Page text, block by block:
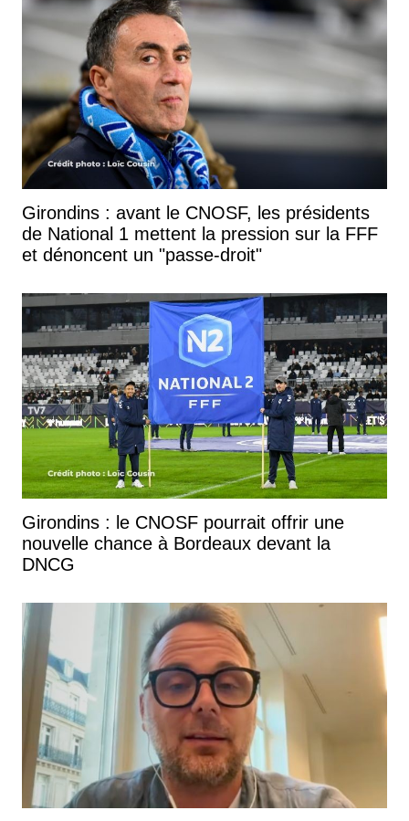
Girondins : avant le CNOSF, les présidents
de National 1 mettent la pression sur la FFF
et dénoncent un "passe-droit"
Girondins : le CNOSF pourrait offrir une
nouvelle chance à Bordeaux devant la
DNCG